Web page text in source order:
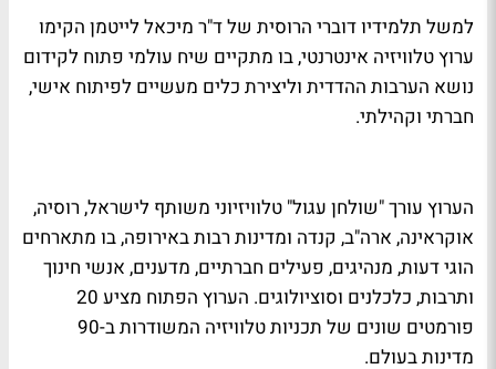
למשל תלמידיו דוברי הרוסית של ד"ר מיכאל לייטמן הקימו
ערוץ טלוויזיה אינטרנטי, בו מתקיים שיח עולמי פתוח לקידום
נושא הערבות ההדדית וליצירת כלים מעשיים לפיתוח אישי,
חברתי וקהילתי.
הערוץ עורך "שולחן עגול" טלוויזיוני משותף לישראל, רוסיה,
אוקראינה, ארה"ב, קנדה ומדינות רבות באירופה, בו מתארחים
הוגי דעות, מנהיגים, פעילים חברתיים, מדענים, אנשי חינוך
ותרבות, כלכלנים וסוציולוגים. הערוץ הפתוח מציע 20
פורמטים שונים של תכניות טלוויזיה המשודרות ב-90
מדינות בעולם.